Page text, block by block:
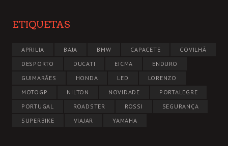
ETIQUETAS
APRILIA BAJA BMW CAPACETE
COVILHÃ
DESPORTO
DUCATI EICMA
ENDURO
GUIMARÃES
HONDA LED
LORENZO
MOTOGP
NILTON NOVIDADE
PORTALEGRE
PORTUGAL
ROADSTER ROSSI
SEGURANÇA
SUPERBIKE
VIAJAR YAMAHA